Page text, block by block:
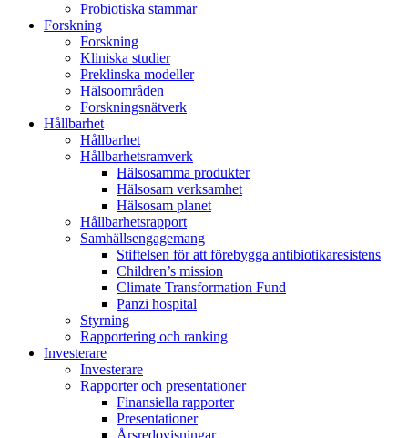
Probiotiska stammar
Forskning
Forskning
Kliniska studier
Preklinska modeller
Hälsoområden
Forskningsnätverk
Hållbarhet
Hållbarhet
Hållbarhetsramverk
Hälsosamma produkter
Hälsosam verksamhet
Hälsosam planet
Hållbarhetsrapport
Samhällsengagemang
Stiftelsen för att förebygga antibiotikaresistens
Children’s mission
Climate Transformation Fund
Panzi hospital
Styrning
Rapportering och ranking
Investerare
Investerare
Rapporter och presentationer
Finansiella rapporter
Presentationer